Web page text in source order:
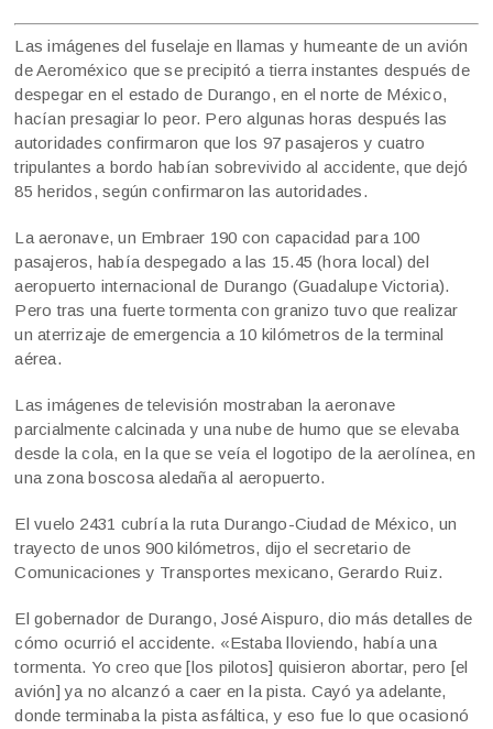
Las imágenes del fuselaje en llamas y humeante de un avión
de Aeroméxico que se precipitó a tierra instantes después de
despegar en el estado de Durango, en el norte de México,
hacían presagiar lo peor. Pero algunas horas después las
autoridades confirmaron que los 97 pasajeros y cuatro
tripulantes a bordo habían sobrevivido al accidente, que dejó
85 heridos, según confirmaron las autoridades.
La aeronave, un Embraer 190 con capacidad para 100
pasajeros, había despegado a las 15.45 (hora local) del
aeropuerto internacional de Durango (Guadalupe Victoria).
Pero tras una fuerte tormenta con granizo tuvo que realizar
un aterrizaje de emergencia a 10 kilómetros de la terminal
aérea.
Las imágenes de televisión mostraban la aeronave
parcialmente calcinada y una nube de humo que se elevaba
desde la cola, en la que se veía el logotipo de la aerolínea, en
una zona boscosa aledaña al aeropuerto.
El vuelo 2431 cubría la ruta Durango-Ciudad de México, un
trayecto de unos 900 kilómetros, dijo el secretario de
Comunicaciones y Transportes mexicano, Gerardo Ruiz.
El gobernador de Durango, José Aispuro, dio más detalles de
cómo ocurrió el accidente. «Estaba lloviendo, había una
tormenta. Yo creo que [los pilotos] quisieron abortar, pero [el
avión] ya no alcanzó a caer en la pista. Cayó ya adelante,
donde terminaba la pista asfáltica, y eso fue lo que ocasionó